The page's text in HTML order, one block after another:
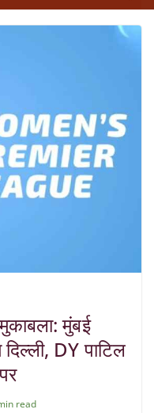
मुंबई
DY पाटिल
read